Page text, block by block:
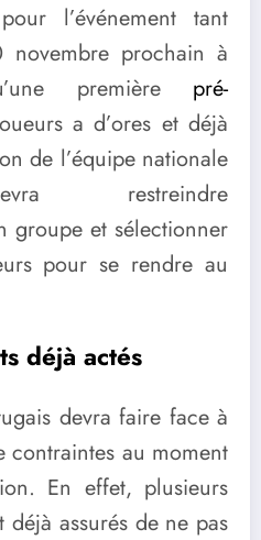
l’événement tant
prochain à
première pré-
a d’ores et déjà
de l’équipe nationale
restreindre
groupe et sélectionner
pour se rendre au
déjà actés
devra faire face à
au moment
En effet, plusieurs
déjà assurés de ne pas